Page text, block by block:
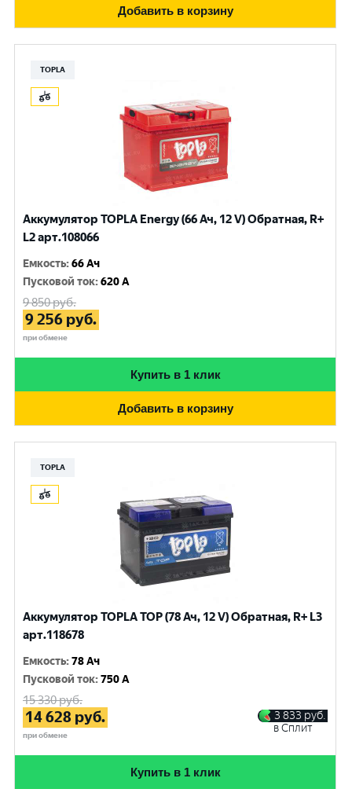
Добавить в корзину
TOPLA
Аккумулятор TOPLA Energy (66 Ач, 12 V) Обратная, R+
L2 арт.108066
Емкость:66 Ач
Пусковой ток:620 A
9 850руб.
9 256 руб.
при обмене
Купить в 1 клик
Добавить в корзину
TOPLA
Аккумулятор TOPLA TOP (78 Ач, 12 V) Обратная, R+ L3
арт.118678
Емкость:78 Ач
Пусковой ток:750 A
15 330руб.
14 628 руб.
при обмене
3 833 руб.
в Сплит
Купить в 1 клик